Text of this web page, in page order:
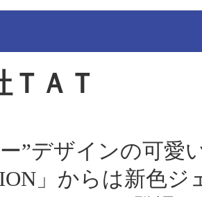
ＴＡＴ
”デザインの可愛
」からは新色